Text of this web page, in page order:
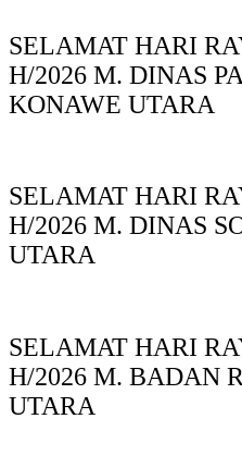
SELAMAT HARI
H/2026 M. DINAS
KONAWE UTARA
SELAMAT HARI
H/2026 M. DINAS
UTARA
SELAMAT HARI
H/2026 M. BADAN
UTARA